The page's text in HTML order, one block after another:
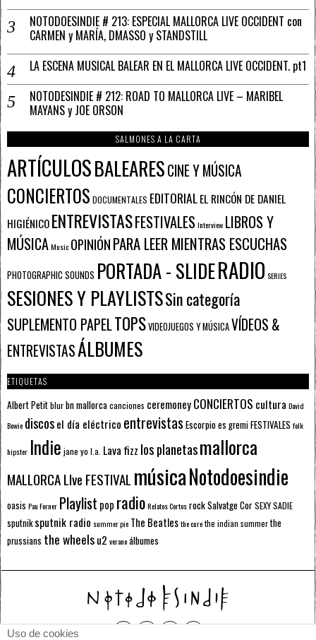
NOTODOESINDIE # 213: ESPECIAL MALLORCA LIVE OCCIDENT con
CARMEN y MARÍA, DMASSO y STANDSTILL
LA ESCENA MUSICAL BALEAR EN EL MALLORCA LIVE OCCIDENT. pt1
NOTODESINDIE # 212: ROAD TO MALLORCA LIVE – MARIBEL
MAYANS y JOE ORSON
SALMONES A LA CARTA
ARTÍCULOSBALEARESCINE Y MÚSICA
CONCIERTOS DOCUMENTALES EDITORIALEL RINCÓN DE DANIEL
HIGIÉNICOENTREVISTASFESTIVALESInterview LIBROS Y
MÚSICAMusic OPINIÓNPARA LEER MIENTRAS ESCUCHAS
PHOTOGRAPHIC SOUNDS PORTADA - SLIDERADIO SERIES
SESIONES Y PLAYLISTSSin categoría
SUPLEMENTO PAPELTOPSVIDEOJUEGOS Y MÚSICAVÍDEOS &
ENTREVISTASÁLBUMES
ETIQUETAS
Albert Petitblurbn mallorcacanciones ceremoneyCONCIERTOS cultura David
Bowie discosel día eléctrico entrevistas Escorpioes gremiFESTIVALES folk
hipster Indie jane yo l.a. Lava fizz los planetasmallorca
MALLORCA LIve FESTIVAL músicaNotodoesindie
oasis Pau Forner Playlist pop radioRelatos CortosrockSalvatge CorSEXY SADIE
sputnik sputnik radio summer pie The Beatlesthe curethe indian summerthe
prussians the wheelsu2 veranoálbumes
Uso de cookies